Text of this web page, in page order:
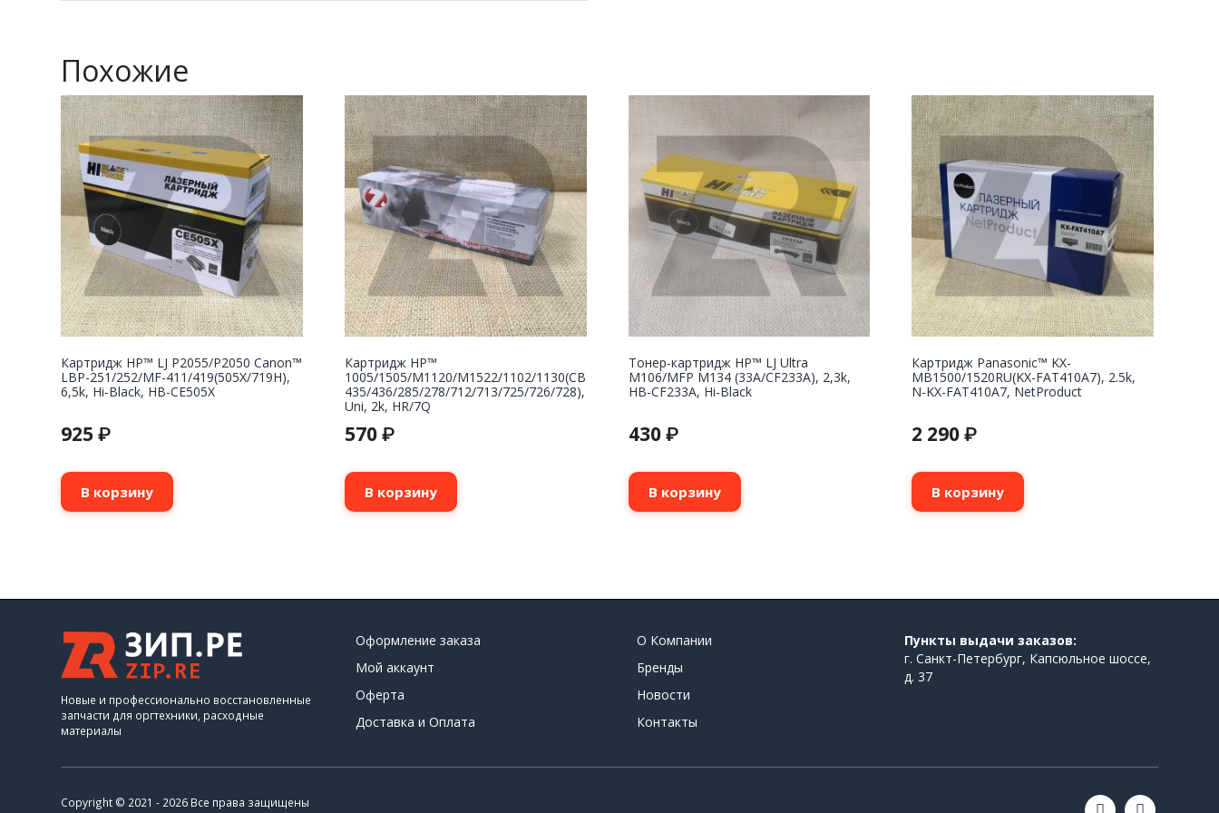
Похожие
Картридж НР™ LJ P2055/P2050 Canon™
LBP-251/252/MF-411/419(505X/719H),
6,5k, Hi-Black, HB-CE505X
925 ₽
В корзину
Картридж НР™
1005/1505/M1120/M1522/1102/1130(CB
435/436/285/278/712/713/725/726/728),
Uni, 2k, HR/7Q
570 ₽
В корзину
Тонер-картридж HP™ LJ Ultra
M106/MFP M134 (33A/CF233A), 2,3k,
HB-CF233A, Hi-Black
430 ₽
В корзину
Картридж Panasonic™ KX-
MB1500/1520RU(KX-FAT410A7), 2.5k,
N-KX-FAT410A7, NetProduct
2 290₽
В корзину
Новые и профессионально восстановленные
запчасти для оргтехники, расходные
материалы
Оформление заказа
Мой аккаунт
Оферта
Доставка и Оплата
О Компании
Бренды
Новости
Контакты
Пункты выдачи заказов:
г. Санкт-Петербург, Капсюльное шоссе,
д. 37
Copyright © 2021 - 2026 Все права защищены